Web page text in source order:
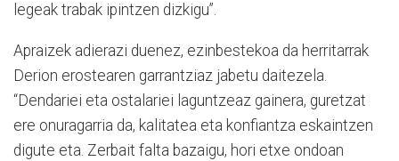
legeak trabak ipintzen dizkigu”.
Apraizek adierazi duenez, ezinbestekoa da herritarrak
Derion erostearen garrantziaz jabetu daitezela.
“Dendariei eta ostalariei laguntzeaz gainera, guretzat
ere onuragarria da, kalitatea eta konfiantza eskaintzen
digute eta. Zerbait falta bazaigu, hori etxe ondoan